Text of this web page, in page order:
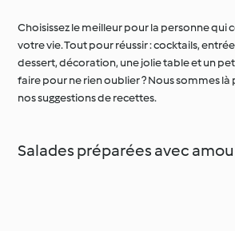
Choisissez le meilleur pour la personne qui
votre vie. Tout pour réussir : cocktails,
dessert, décoration, une jolie table et un
faire pour ne rien oublier ? Nous sommes
nos suggestions de recettes.
Salades préparées avec